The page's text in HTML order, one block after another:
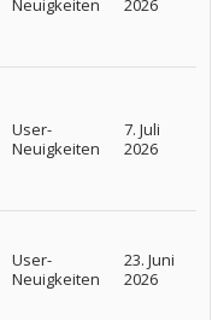
Neuigkeiten
2026
User-
Neuigkeiten
7. Juli
2026
User-
Neuigkeiten
23. Juni
2026